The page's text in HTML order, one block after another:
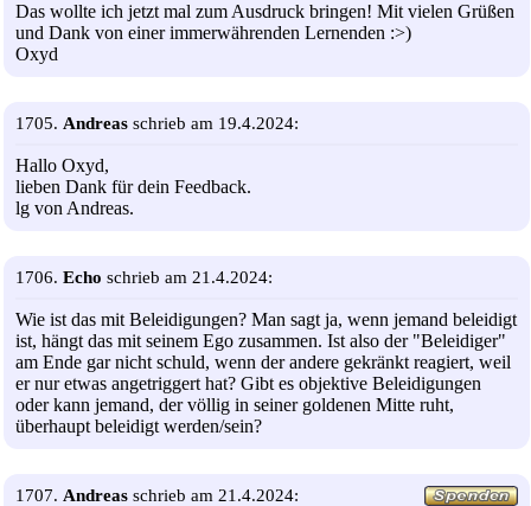
Das wollte ich jetzt mal zum Ausdruck bringen! Mit vielen Grüßen
und Dank von einer immerwährenden Lernenden :>)
Oxyd
1705. Andreas schrieb am 19.4.2024:
Hallo Oxyd,
lieben Dank für dein Feedback.
lg von Andreas.
1706. Echo schrieb am 21.4.2024:
Wie ist das mit Beleidigungen? Man sagt ja, wenn jemand beleidigt
ist, hängt das mit seinem Ego zusammen. Ist also der "Beleidiger"
am Ende gar nicht schuld, wenn der andere gekränkt reagiert, weil
er nur etwas angetriggert hat? Gibt es objektive Beleidigungen
oder kann jemand, der völlig in seiner goldenen Mitte ruht,
überhaupt beleidigt werden/sein?
1707. Andreas schrieb am 21.4.2024: